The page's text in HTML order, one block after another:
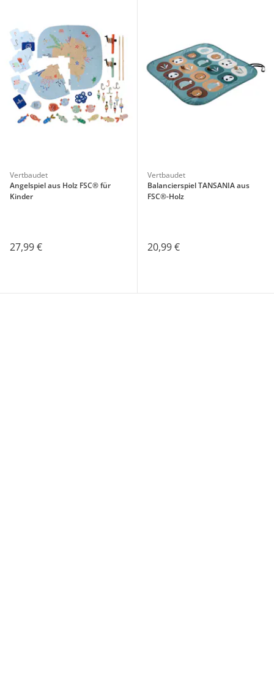
Vertbaudet
Angelspiel aus Holz FSC® für
Kinder
27,99 €
Vertbaudet
Balancierspiel TANSANIA aus
FSC®-Holz
20,99 €